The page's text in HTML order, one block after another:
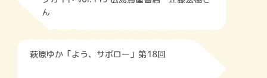
ん
萩原ゆか「よう、サボロー」第18回